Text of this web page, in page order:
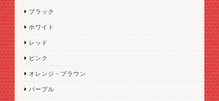
ブラック
ホワイト
レッド
ピンク
オレンジ・ブラウン
パープル